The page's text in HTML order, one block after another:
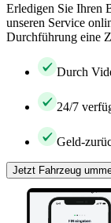
Erledigen Sie Ihren
unseren Service
Durchführung eine
Durch
24/7
Geld-
Jetzt Fahrzeug